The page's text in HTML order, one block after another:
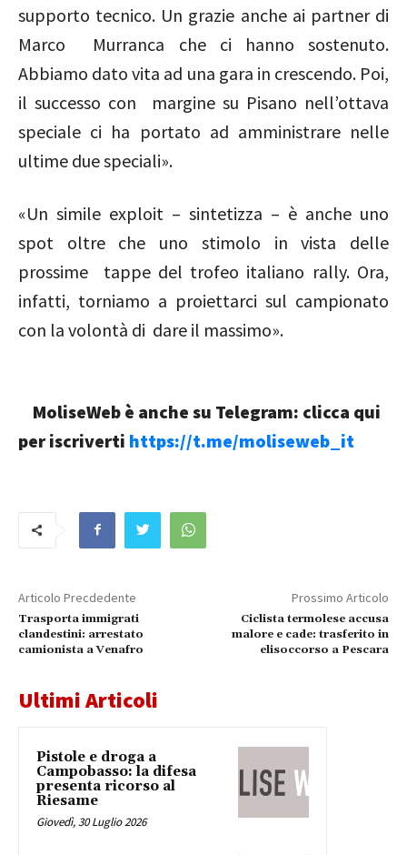
supporto tecnico. Un grazie anche ai partner di
Marco Murranca che ci hanno sostenuto.
Abbiamo dato vita ad una gara in crescendo. Poi,
il successo con margine su Pisano nell’ottava
speciale ci ha portato ad amministrare nelle
ultime due speciali».
«Un simile exploit – sintetizza – è anche uno
spot oltre che uno stimolo in vista delle
prossime tappe del trofeo italiano rally. Ora,
infatti, torniamo a proiettarci sul campionato
con la volontà di dare il massimo».
MoliseWeb è anche su Telegram: clicca qui
per iscriverti https://t.me/moliseweb_it
Articolo Precdedente
Trasporta immigrati
clandestini: arrestato
camionista a Venafro
Prossimo Articolo
Ciclista termolese accusa
malore e cade: trasferito in
elisoccorso a Pescara
Ultimi Articoli
Pistole e droga a
Campobasso: la difesa
presenta ricorso al
Riesame
Giovedì, 30 Luglio 2026